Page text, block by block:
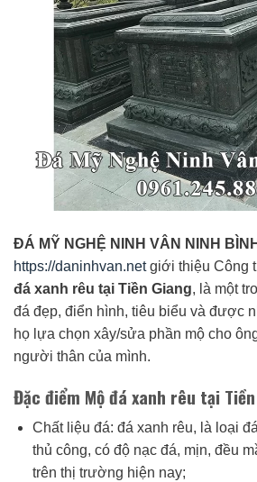
ĐÁ MỸ NGHỆ NINH VÂN NINH BÌNH
https://daninhvan.netgiới thiệu Công
đá xanh rêu tại Tiền Giang, là một
đá đẹp, điển hình, tiêu biểu và được
họ lựa chọn xây/sửa phần mộ cho
người thân của mình.
Đặc điểm Mộ đá xanh rêu tại
Chất liệu đá: đá xanh rêu, là loại
thủ công, có độ nạc đá, mịn, đều
trên thị trường hiện nay;